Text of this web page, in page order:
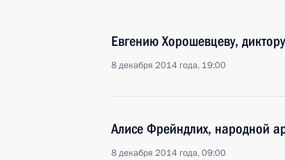
Евгению Хорошевцеву,
8 декабря 2014 года, 19:00
Алисе Фрейндлих, народной
8 декабря 2014 года, 09:00